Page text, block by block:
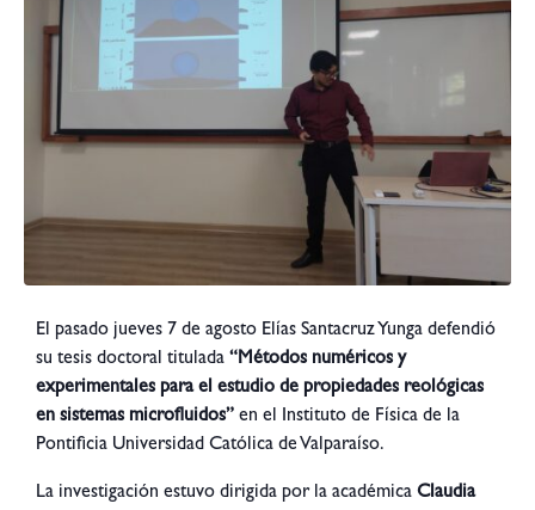
El pasado jueves 7 de agosto Elías Santacruz Yunga defendió
su tesis doctoral titulada “Métodos numéricos y
experimentales para el estudio de propiedades reológicas
en sistemas microfluidos” en el Instituto de Física de la
Pontificia Universidad Católica de Valparaíso.
La investigación estuvo dirigida por la académica Claudia